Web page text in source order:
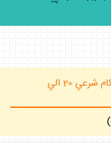
(ساعت پاسخگوي احكام شرعي 20 الي